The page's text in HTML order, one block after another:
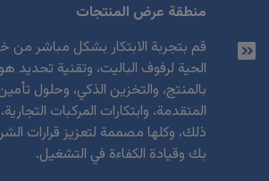
منطقة عرض المنتجات
قم بتجربة الابتكار بشكل مباشر من
الحية لرفوف الباليت، وتقنية تحديد
بالمنتج، والتخزين الذكي، وحلول
المتقدمة، وابتكارات المركبات
ذلك، وكلها مصممة لتعزيز قرارات
بك وقيادة الكفاءة في التشغيل.